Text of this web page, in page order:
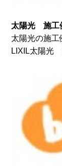
太陽光 施工
太陽光の施
LIXIL太陽光